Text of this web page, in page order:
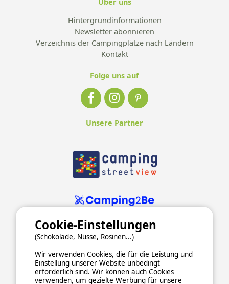
Hintergrundinformationen
Newsletter abonnieren
Verzeichnis der Campingplätze nach Ländern
Kontakt
Folge uns auf
Unsere Partner
Cookie-Einstellungen
(Schokolade, Nüsse, Rosinen...)
Wir verwenden Cookies, die für die Leistung und
Einstellung unserer Website unbedingt
erforderlich sind. Wir können auch Cookies
verwenden, um gezielte Werbung für unsere